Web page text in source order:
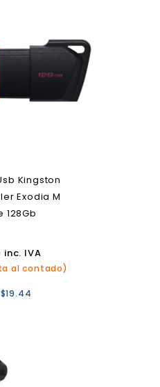
Kingston
Exodia M
128Gb
inc. IVA
al contado)
$19.44